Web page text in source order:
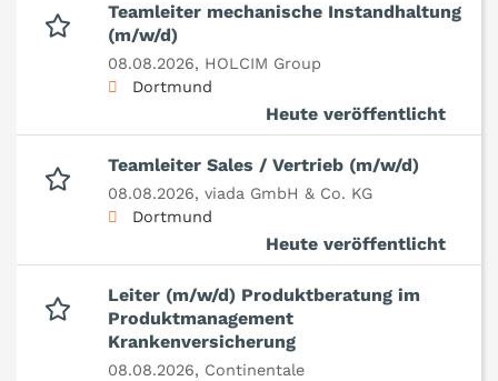
Teamleiter mechanische Instandhaltung
(m/w/d)
08.08.2026, HOLCIM Group
Dortmund
Heute veröffentlicht
Teamleiter Sales / Vertrieb (m/w/d)
08.08.2026, viada GmbH & Co. KG
Dortmund
Heute veröffentlicht
Leiter (m/w/d) Produktberatung im
Produktmanagement
Krankenversicherung
08.08.2026, Continentale